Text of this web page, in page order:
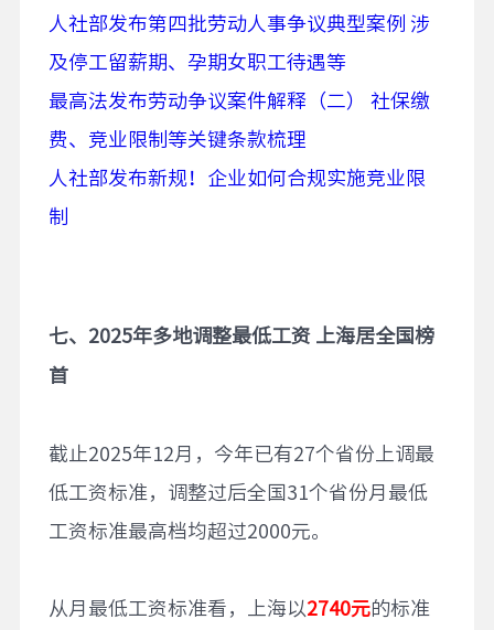
人社部发布第四批劳动人事争议典型案例 涉
及停工留薪期、孕期女职工待遇等
最高法发布劳动争议案件解释（二） 社保缴
费、竞业限制等关键条款梳理
人社部发布新规！企业如何合规实施竞业限
制
七、2025年多地调整最低工资 上海居全国榜
首
截止2025年12月，今年已有27个省份上调最
低工资标准，调整过后全国31个省份月最低
工资标准最高档均超过2000元。
从月最低工资标准看，上海以2740元的标准